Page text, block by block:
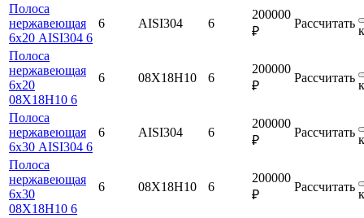
Полоса
нержавеющая
6х20 AISI304 6
6 AISI304 6
200000
₽
Рассчитать
Полоса
нержавеющая
6х20
08Х18Н10 6
6 08Х18Н10 6
200000
₽
Рассчитать
Полоса
нержавеющая
6х30 AISI304 6
6 AISI304 6
200000
₽
Рассчитать
Полоса
нержавеющая
6х30
08Х18Н10 6
6 08Х18Н10 6
200000
₽
Рассчитать